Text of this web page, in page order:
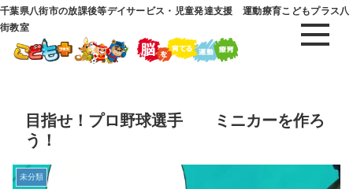
千葉県八街市の放課後等デイサービス・児童発達支援 運動療育こどもプラス八
街教室
目指せ！プロ野球選手 ミニカーを作ろ
う！
未分類